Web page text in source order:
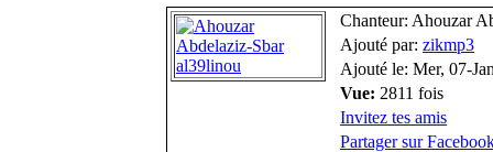
Chanteur: Ahouzar
Ajouté par: zikmp3
Ajouté le: Mer, 07-
Vue: 2811 fois
Invitez tes amis
Partager sur